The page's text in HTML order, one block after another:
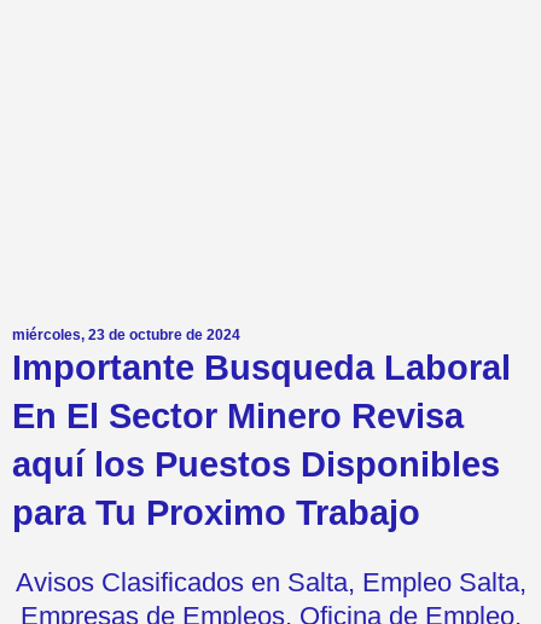
miércoles, 23 de octubre de 2024
Importante Busqueda Laboral
En El Sector Minero Revisa
aquí los Puestos Disponibles
para Tu Proximo Trabajo
Avisos Clasificados en Salta, Empleo Salta,
Empresas de Empleos, Oficina de Empleo,